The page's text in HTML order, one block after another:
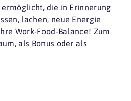
die in Erinnerung
lachen, neue Energie
Work-Food-Balance! Zum
als Bonus oder als